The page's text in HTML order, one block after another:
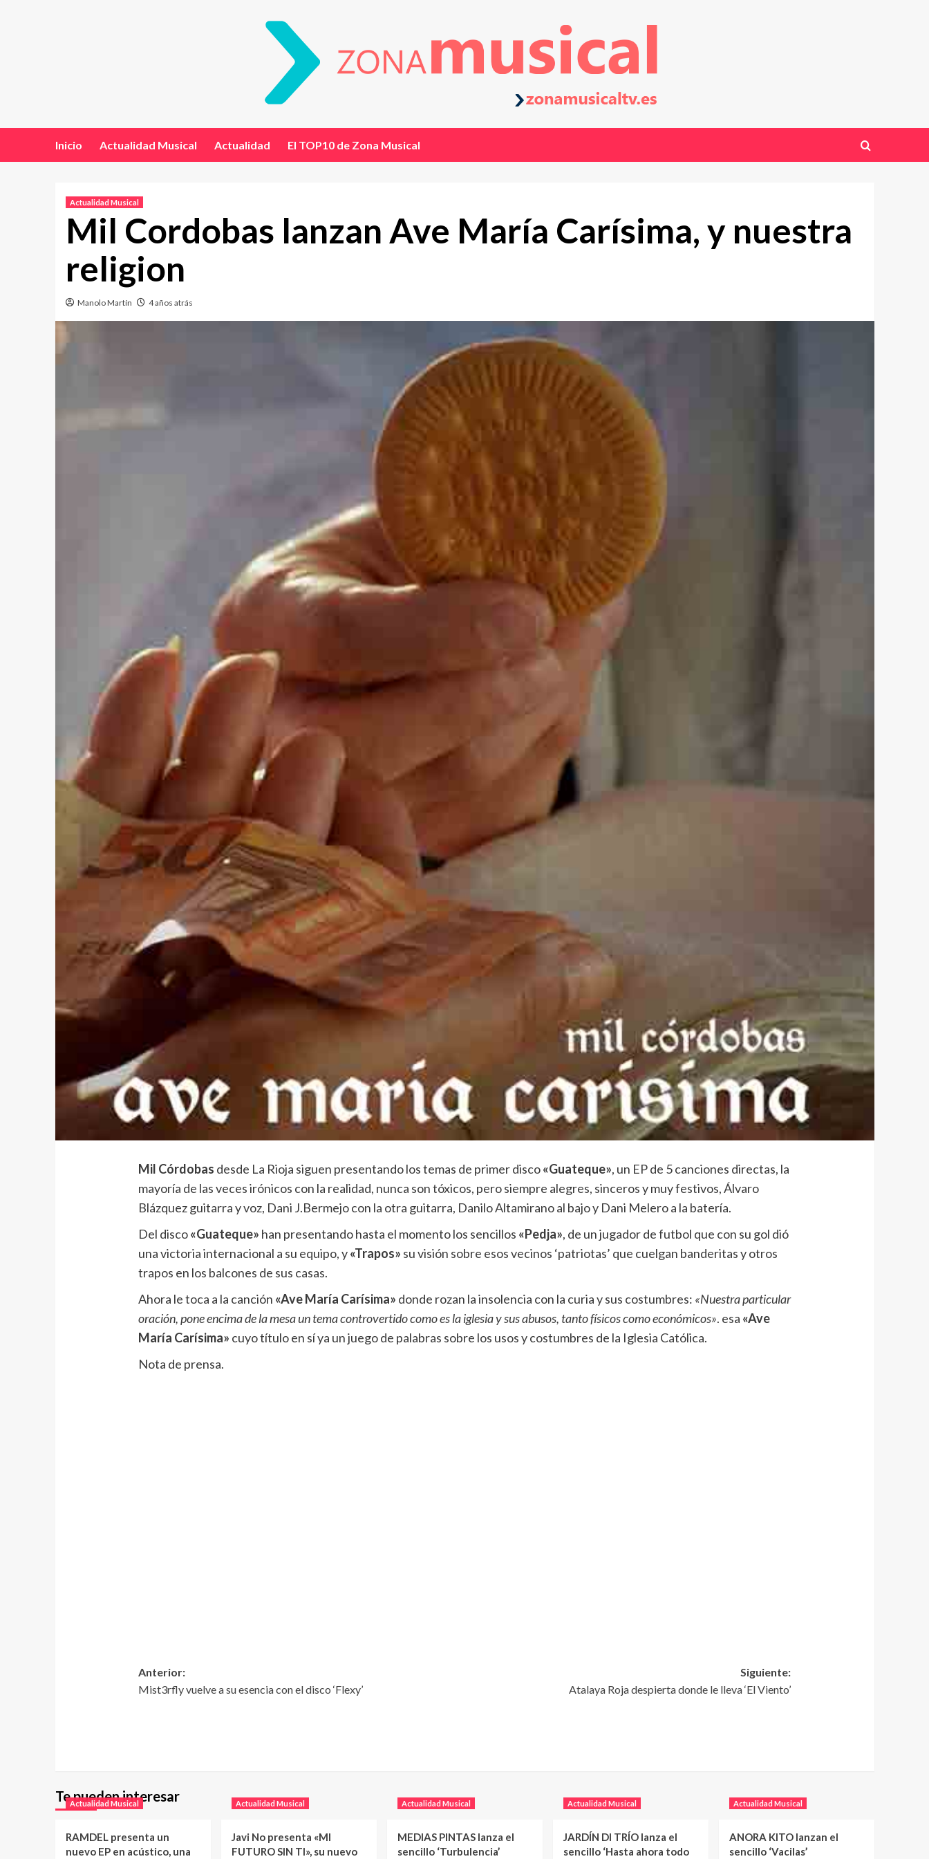
Inicio Actualidad Musical Actualidad El TOP10 de Zona Musical
Actualidad Musical
Mil Cordobas lanzan Ave María Carísima, y nuestra
religion
Manolo Martín 4 años atrás
Mil Córdobas desde La Rioja siguen presentando los temas de primer disco«Guateque», un EP de 5 canciones directas, la
mayoría de las veces irónicos con la realidad, nunca son tóxicos, pero siempre alegres, sinceros y muy festivos, Álvaro
Blázquez guitarra y voz, Dani J.Bermejo con la otra guitarra, Danilo Altamirano al bajo y Dani Melero a la batería.
Del disco«Guateque» han presentando hasta el momento los sencillos «Pedja», de un jugador de futbol que con su gol dió
una victoria internacional a su equipo, y«Trapos» su visión sobre esos vecinos ‘patriotas’ que cuelgan banderitas y otros
trapos en los balcones de sus casas.
Ahora le toca a la canción «Ave María Carísima» donde rozan la insolencia con la curia y sus costumbres: «Nuestra particular
oración, pone encima de la mesa un tema controvertido como es la iglesia y sus abusos, tanto físicos como económicos». esa «Ave
María Carísima» cuyo título en sí ya un juego de palabras sobre los usos y costumbres de la Iglesia Católica.
Nota de prensa.
Anterior:
Mist3rfly vuelve a su esencia con el disco ‘Flexy’
Siguiente:
Atalaya Roja despierta donde le lleva ‘El Viento’
Te pueden interesar
Actualidad Musical
RAMDEL presenta un
nuevo EP en acústico, una
Actualidad Musical
Javi No presenta «MI
FUTURO SIN TI», su nuevo
Actualidad Musical
MEDIAS PINTAS lanza el
sencillo ‘Turbulencia’
Actualidad Musical
JARDÍN DI TRÍO lanza el
sencillo ‘Hasta ahora todo
Actualidad Musical
ANORA KITO lanzan el
sencillo ‘Vacilas’